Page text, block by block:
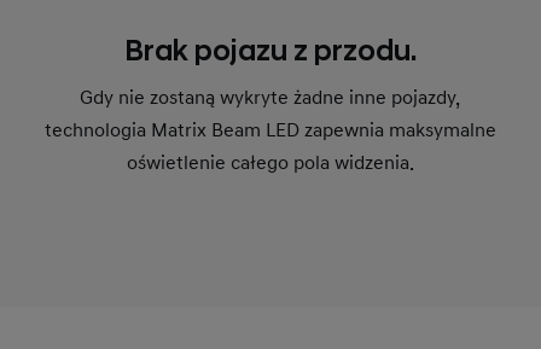
Brak pojazu z przodu.
Gdy nie zostaną wykryte żadne inne pojazdy,
technologia Matrix Beam LED zapewnia maksymalne
oświetlenie całego pola widzenia.